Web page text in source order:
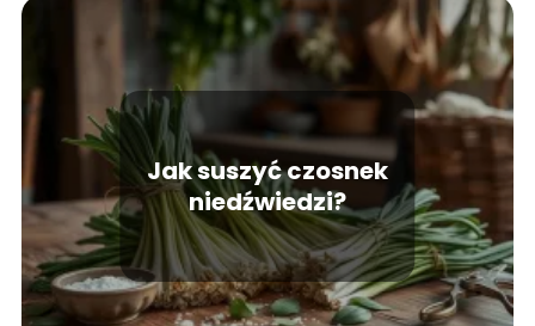
Jak suszyć czosnek
niedźwiedzi?